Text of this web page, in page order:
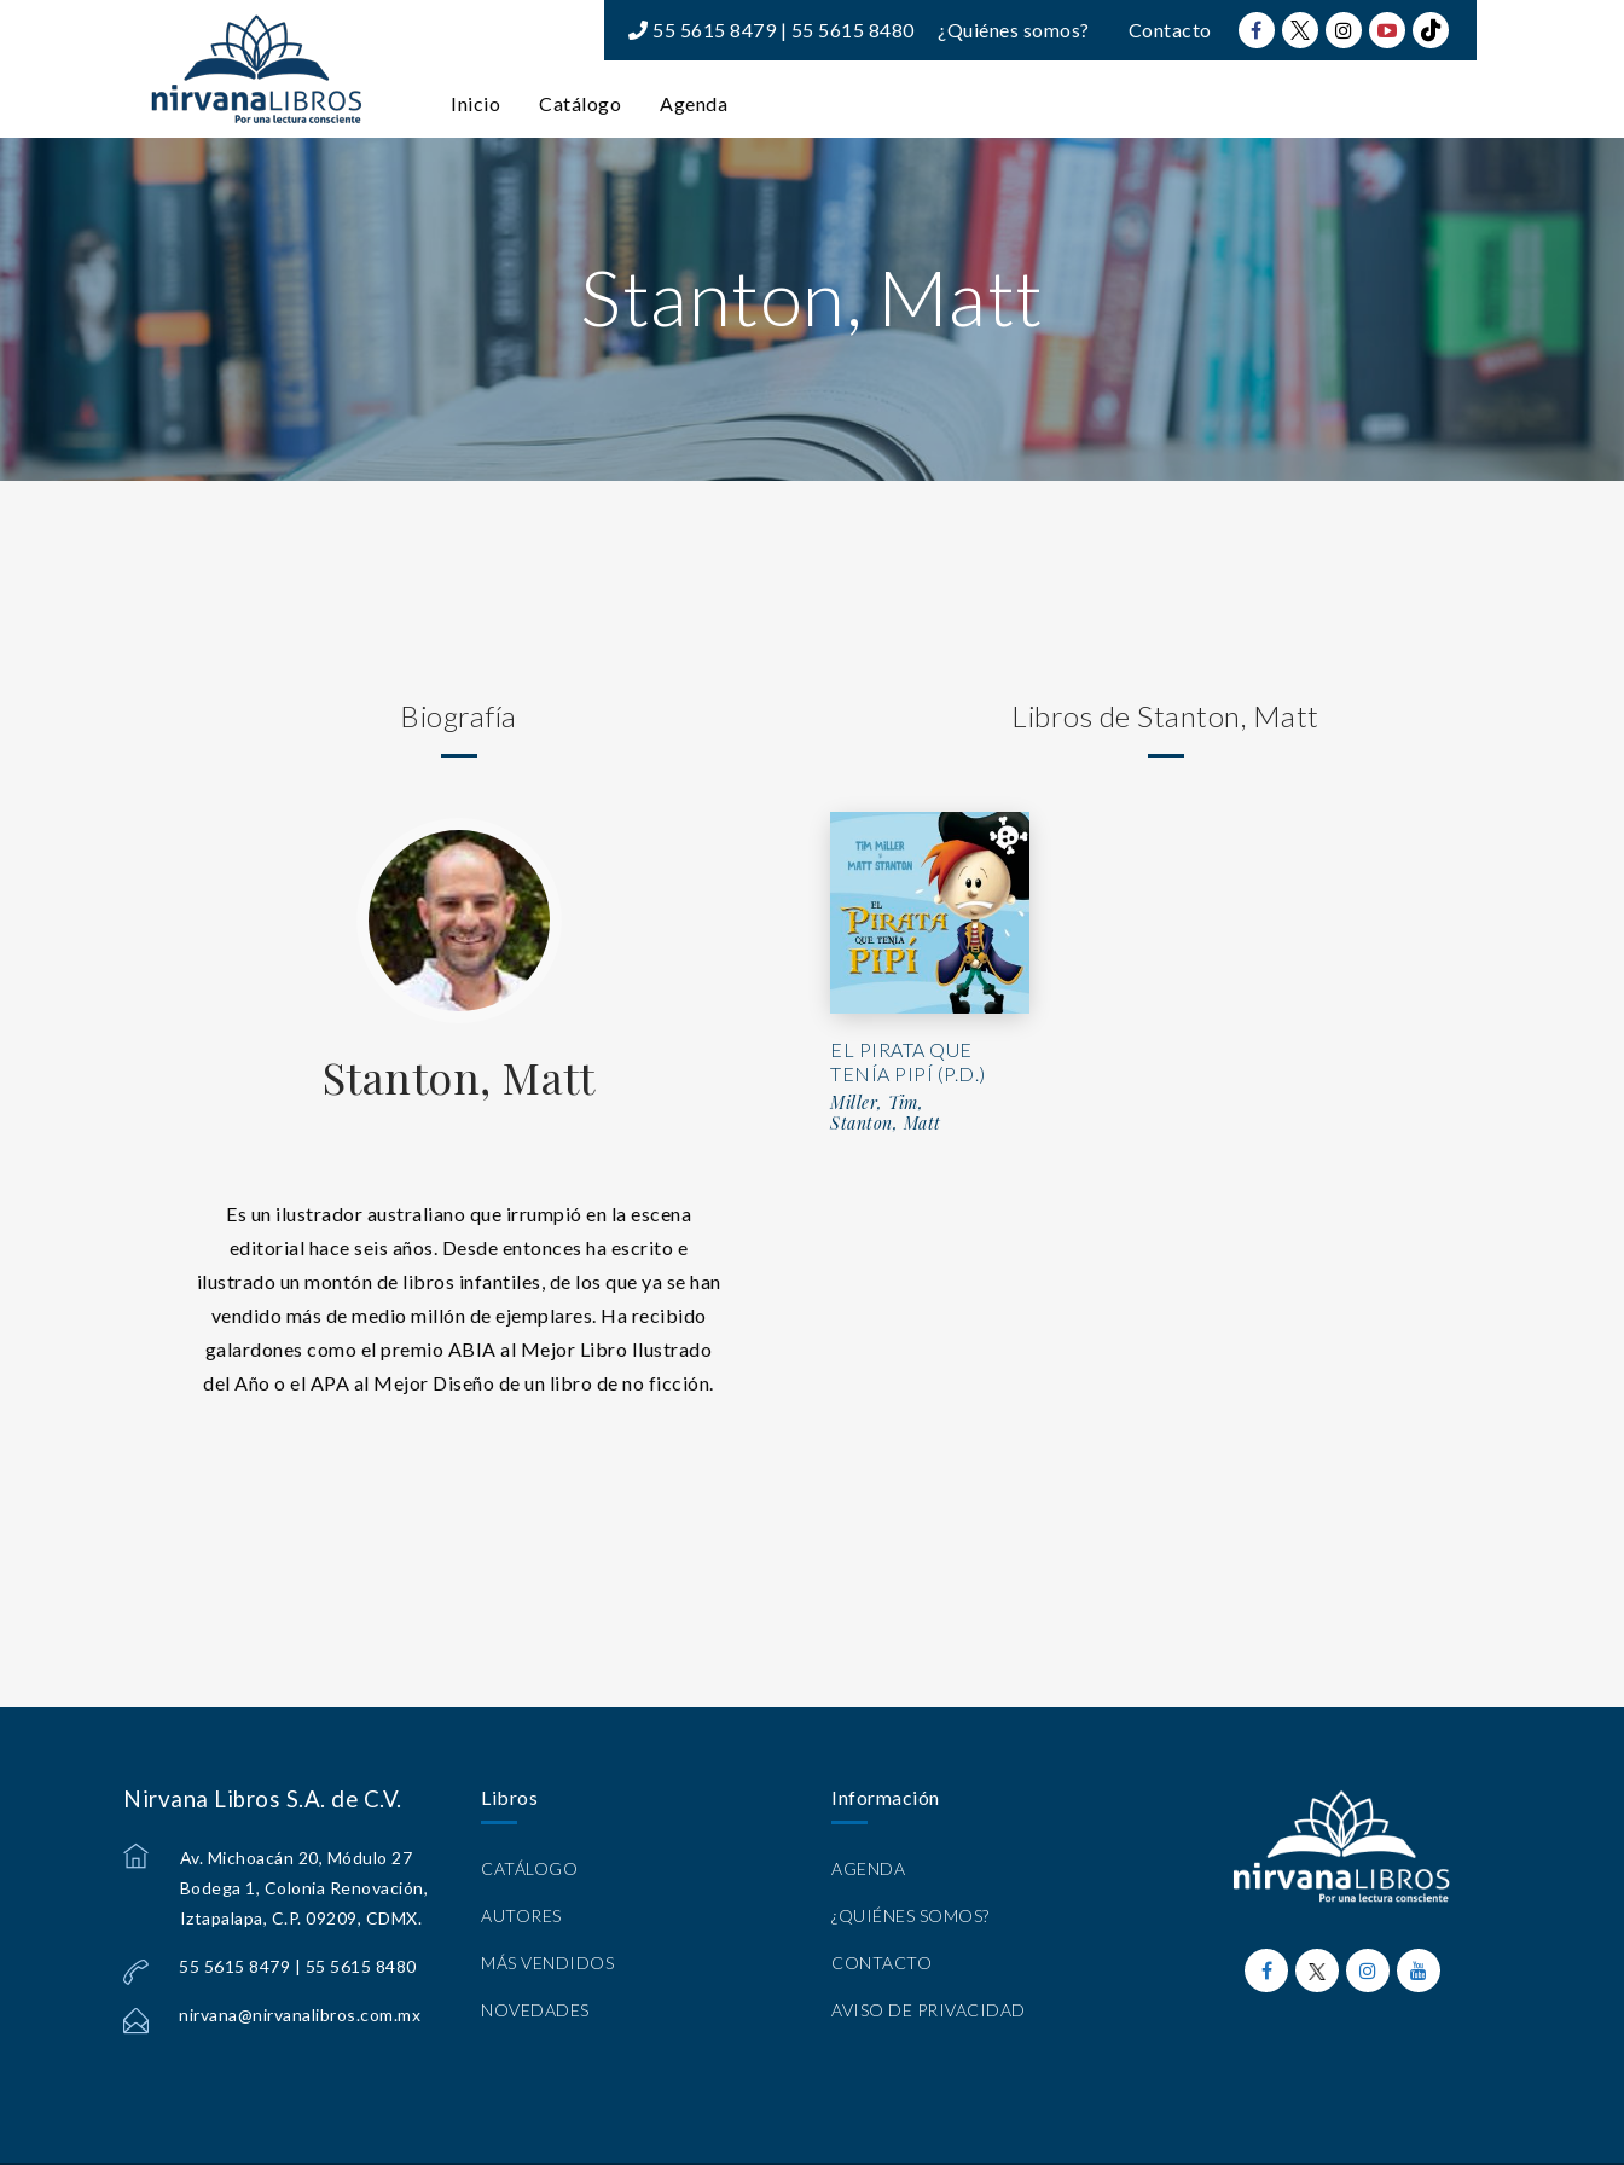
55 5615 8479 | 55 5615 8480 ¿Quiénes somos? Contacto
Inicio Catálogo Agenda
Stanton, Matt
Biografía
Stanton, Matt
Es un ilustrador australiano que irrumpió en la escena
editorial hace seis años. Desde entonces ha escrito e
ilustrado un montón de libros infantiles, de los que ya se han
vendido más de medio millón de ejemplares. Ha recibido
galardones como el premio ABIA al Mejor Libro Ilustrado
del Año o el APA al Mejor Diseño de un libro de no ficción.
Libros de Stanton, Matt
EL PIRATA QUE
TENÍA PIPÍ (P.D.)
Miller, Tim,
Stanton, Matt
Nirvana Libros S.A. de C.V.
Av. Michoacán 20, Módulo 27
Bodega 1, Colonia Renovación,
Iztapalapa, C.P. 09209, CDMX.
55 5615 8479 | 55 5615 8480
nirvana@nirvanalibros.com.mx
Libros
CATÁLOGO
AUTORES
MÁS VENDIDOS
NOVEDADES
Información
AGENDA
¿QUIÉNES SOMOS?
CONTACTO
AVISO DE PRIVACIDAD